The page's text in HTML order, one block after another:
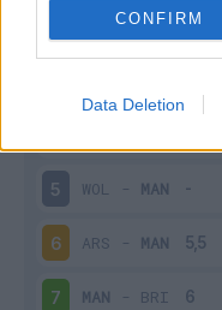
CONFIRM
Data Deletion
-FUL
5 WOL - MAN
6 ARS - MAN
7 MAN - BRI